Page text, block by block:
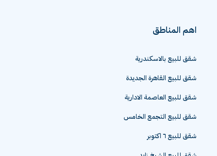
اهم المناطق
شقق للبيع بالاسكندرية
شقق للبيع القاهرة الجديدة
شقق للبيع العاصمة الادارية
شقق للبيع التجمع الخامس
شقق للبيع ٦ اكتوبر